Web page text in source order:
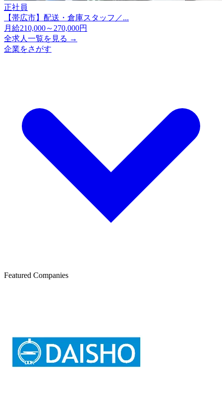
正社員
【帯広市】配送・倉庫スタッフ／...
月給210,000～270,000円
全求人一覧を見る →
企業をさがす
Featured Companies